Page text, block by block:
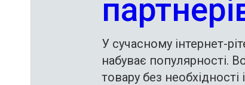
У сучасному інтернет-
набуває популярності.
товару без необхідності